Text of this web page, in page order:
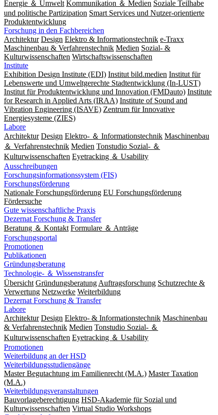
Energie ＆ Umwelt Kommunikation ＆ Medien Soziale Teilhabe
und politische Partizipation Smart Services und Nutzer-orientierte
Produktentwicklung
Forschung in den Fachbereichen
Architektur Design Elektro & Informationstechnik e-Traxx
Maschinenbau & Verfahrenstechnik Medien Sozial- &
Kulturwissenschaften Wirtschaftswissenschaften
Institute
Exhibition Design Institute (EDI) Institut bild.medien Institut für
Lebenswerte und Umweltgerechte Stadtentwicklung (In-LUST)
Institut für Produktentwicklung und Innovation (FMDauto) Institute
for Research in Applied Arts (IRAA) Institute of Sound and
Vibration Engineering (ISAVE) Zentrum für Innovative
Energiesysteme (ZIES)
Labore
Architektur Design Elektro- ＆ Informationstechnik Maschinenbau
＆ Verfahrenstechnik Medien Tonstudio Sozial- ＆
Kulturwissenschaften Eyetracking ＆ Usability
Ausschreibungen
Forschungsinformationssystem (FIS)
Forschungsförderung
Nationale Forschungsförderung EU Forschungsförderung
Fördersuche
Gute wissenschaftliche Praxis
Dezernat Forschung & Transfer
Beratung ＆ Kontakt Formulare ＆ Anträge
Forschungsportal
Promotionen
Publikationen
Gründungsberatung
Technologie- ＆ Wissenstransfer
Übersicht Gründungsberatung Auftragsforschung Schutzrechte &
Verwertung Netzwerke Weiterbildung
Dezernat Forschung & Transfer
Labore
Architektur Design Elektro- & Informationstechnik Maschinenbau
& Verfahrenstechnik Medien Tonstudio Sozial- ＆
Kulturwissenschaften Eyetracking ＆ Usability
Promotionen
Weiterbildung an der HSD
Weiterbildungsstudiengänge
Master Begutachtung im Familienrecht (M.A.) Master Taxation
(M.A.)
Weiterbildungsveranstaltungen
Bauvorlageberechtigung HSD-Akademie für Sozial und
Kulturwissenschaften Virtual Studio Workshops